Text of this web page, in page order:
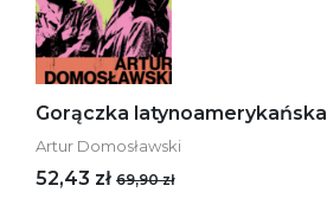
Gorączka latynoamerykańska
Artur Domosławski
52,43 zł 69,90 zł